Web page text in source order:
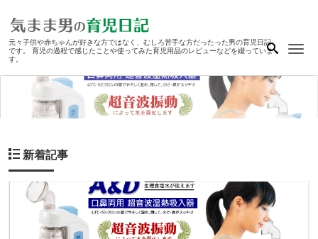
元々子供や赤ちゃんが好きな方ではなく、むしろ苦手な方だったった男の育児日記
です。 育児の過程で感じたことや使ってみた育児用品のレビューなどを綴っていま
す。
新着記事